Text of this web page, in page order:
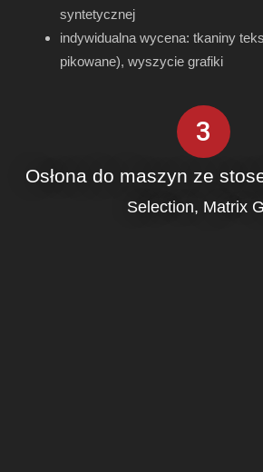
syntetycznej
indywidualna wycena: tkaniny
pikowane), wyszycie grafiki
3
Osłona do maszyn ze
Selection, Matrix